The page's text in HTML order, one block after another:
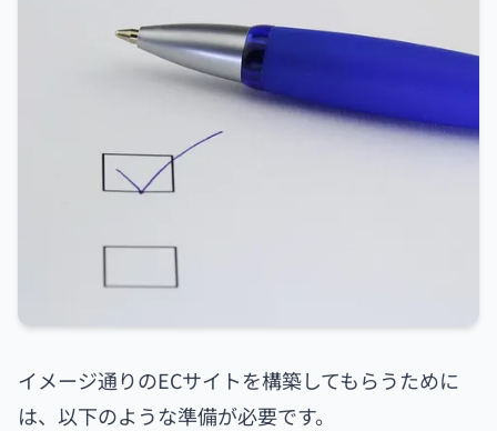
イメージ通りのECサイトを構築してもらうために
は、以下のような準備が必要です。